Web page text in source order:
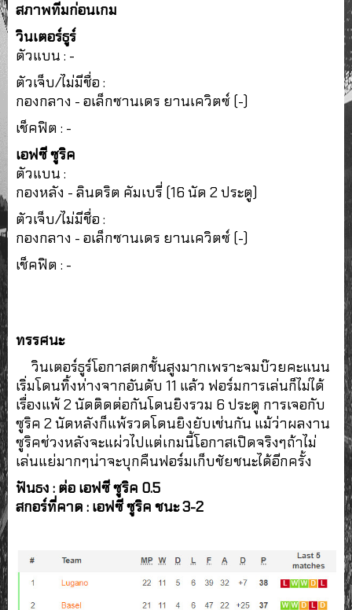
สภาพทีมก่อนเกม
วินเตอร์ธูร์
ตัวแบน : -
ตัวเจ็บ/ไม่มีชื่อ :
กองกลาง - อเล็กซานเดร ยานเควิตซ์ (-)
เช็คฟิต : -
เอฟซี ซูริค
ตัวแบน :
กองหลัง - ลินดริต คัมเบรี่ (16 นัด 2 ประตู)
ตัวเจ็บ/ไม่มีชื่อ :
กองกลาง - อเล็กซานเดร ยานเควิตซ์ (-)
เช็คฟิต : -
ทรรศนะ
วินเตอร์ธูร์โอกาสตกชั้นสูงมากเพราะจมบ๊วยคะแนน
เริ่มโดนทิ้งห่างจากอันดับ 11 แล้ว ฟอร์มการเล่นก็ไม่ได้
เรื่องแพ้ 2 นัดติดต่อกันโดนยิงรวม 6 ประตู การเจอกับ
ซูริค 2 นัดหลังก็แพ้รวดโดนยิงยับเช่นกัน แม้ว่าผลงาน
ซูริคช่วงหลังจะแผ่วไปแต่เกมนี้โอกาสเปิดจริงๆถ้าไม่
เล่นแย่มากๆน่าจะบุกคืนฟอร์มเก็บชัยชนะได้อีกครั้ง
ฟันธง : ต่อ เอฟซี ซูริค 0.5
สกอร์ที่คาด : เอฟซี ซูริค ชนะ 3-2